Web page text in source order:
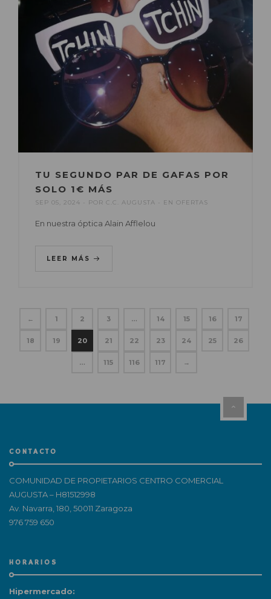
TU SEGUNDO PAR DE GAFAS POR
SOLO 1€ MÁS
SEP 05, 2024 POR C.C. AUGUSTA EN OFERTAS
En nuestra óptica Alain Afflelou
LEER MÁS
← 1 2 3 … 14 15 16 17
18 19 20 21 22 23 24 25 26
… 115 116 117 →
CONTACTO
COMUNIDAD DE PROPIETARIOS CENTRO COMERCIAL
AUGUSTA – H81512998
Av. Navarra, 180, 50011 Zaragoza
976 759 650
HORARIOS
Hipermercado: